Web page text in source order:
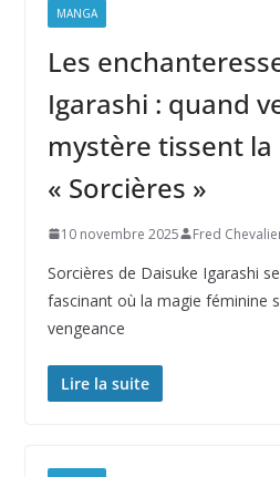
MANGA
Les
Igarashi : quand
mystère tissent
« Sorcières »
10 novembre 2025 Fred
Sorcières de Daisuke Igarashi
fascinant où la magie féminine
vengeance
Lire la suite